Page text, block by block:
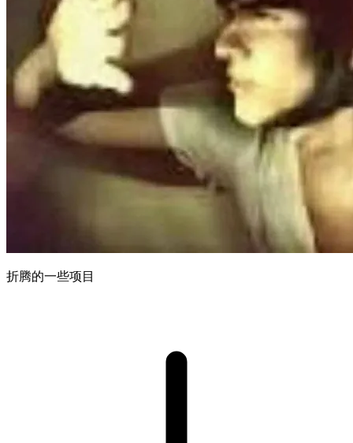
折腾的一些项目